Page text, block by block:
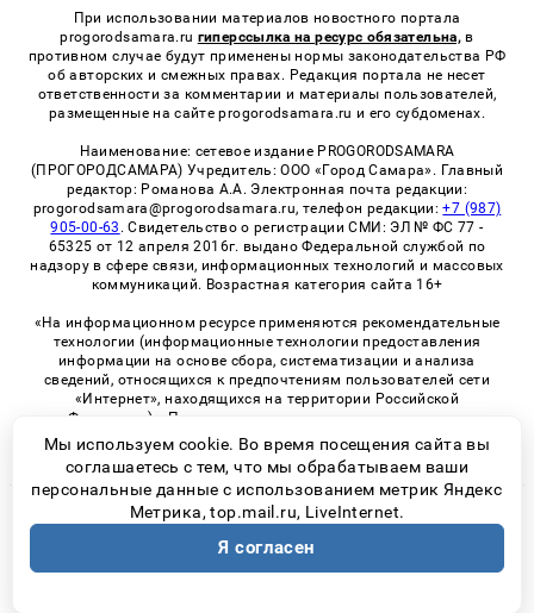
При использовании материалов новостного портала
progorodsamara.ru гиперссылка на ресурс обязательна, в
противном случае будут применены нормы законодательства РФ
об авторских и смежных правах. Редакция портала не несет
ответственности за комментарии и материалы пользователей,
размещенные на сайте progorodsamara.ru и его субдоменах.
Наименование: сетевое издание PROGORODSAMARA
(ПРОГОРОДСАМАРА) Учредитель: ООО «Город Самара». Главный
редактор: Романова А.А. Электронная почта редакции:
progorodsamara@progorodsamara.ru, телефон редакции:+7 (987)
905-00-63 . Свидетельство о регистрации СМИ: ЭЛ № ФС 77 -
65325 от 12 апреля 2016г. выдано Федеральной службой по
надзору в сфере связи, информационных технологий и массовых
коммуникаций. Возрастная категория сайта 16+
«На информационном ресурсе применяются рекомендательные
технологии (информационные технологии предоставления
информации на основе сбора, систематизации и анализа
сведений, относящихся к предпочтениям пользователей сети
«Интернет», находящихся на территории Российской
Федерации)». Правила применения рекомендательных
технологий в виджетах рекламно-обменной сети
«СМИ2» (PDF)
© 2026 «ProGorodSamara» | Все права защищены
Возрастная категория сайта 16+
Политика конфиденциальности
Мы используем cookie. Во время посещения сайта вы
соглашаетесь с тем, что мы обрабатываем ваши
персональные данные с использованием метрик Яндекс
Метрика, top.mail.ru, LiveInternet.
Я согласен